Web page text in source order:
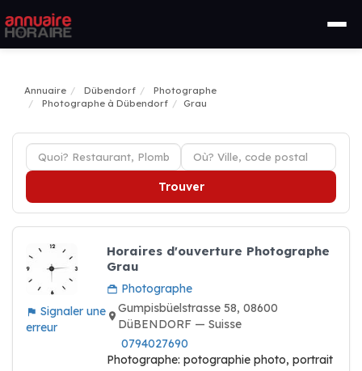
Annuaire Dübendorf
Photographe
Photographe à Dübendorf
Grau
Trouver
Signaler une
erreur
Horaires d'ouverture Photographe
Grau
Photographe
Gumpisbüelstrasse 58, 08600
DüBENDORF — Suisse
0794027690
Photographe: potographie photo, portrait